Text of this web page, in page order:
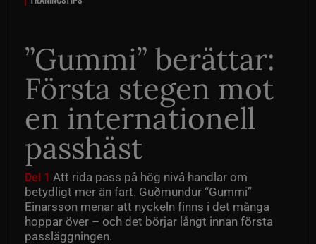
”Gummi” berättar:
Första stegen mot
en internationell
passhäst
Del 1 Att rida pass på hög nivå handlar om
betydligt mer än fart. Guðmundur “Gummi”
Einarsson menar att nyckeln finns i det många
hoppar över – och det börjar långt innan första
passläggningen.